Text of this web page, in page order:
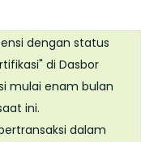
dengan status
di Dasbor
mulai enam bulan
ini.
dalam